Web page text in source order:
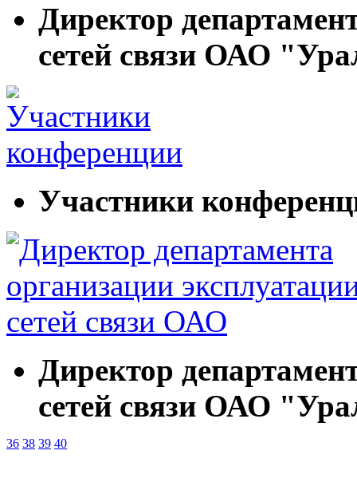
Директор
сетей связи ОАО
Участники
Директор
сетей связи ОАО
36 38 39 40